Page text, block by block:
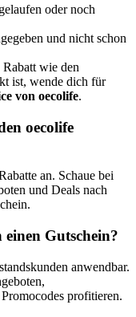
oder noch
und nicht schon
wie den
ist, wende dich für
von oecolife.
oecolife
an. Schaue bei
und Deals nach
Gutschein?
anwendbar.
profitieren.